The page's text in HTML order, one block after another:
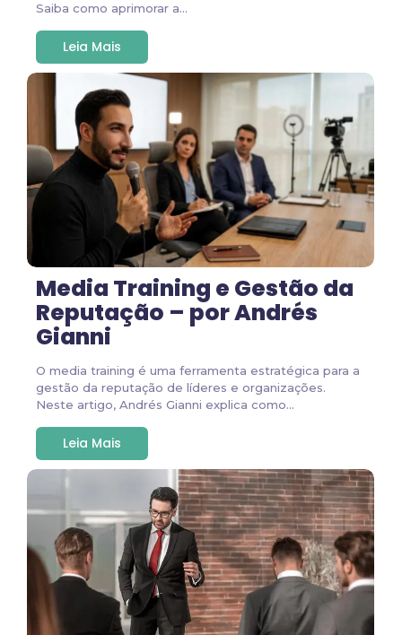
Saiba como aprimorar a...
Leia Mais
Media Training e Gestão da
Reputação – por Andrés
Gianni
O media training é uma ferramenta estratégica para a
gestão da reputação de líderes e organizações.
Neste artigo, Andrés Gianni explica como...
Leia Mais